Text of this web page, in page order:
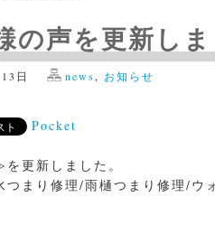
の声を更新しま
日 news , お知らせ
Pocket
更新しました。
つまり修理/雨樋つまり修理/ウ